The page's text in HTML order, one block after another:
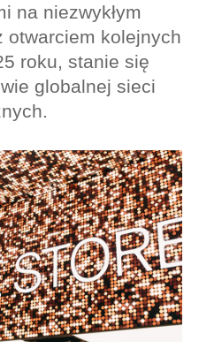
na niezwykłym
otwarciem kolejnych
roku, stanie się
globalnej sieci